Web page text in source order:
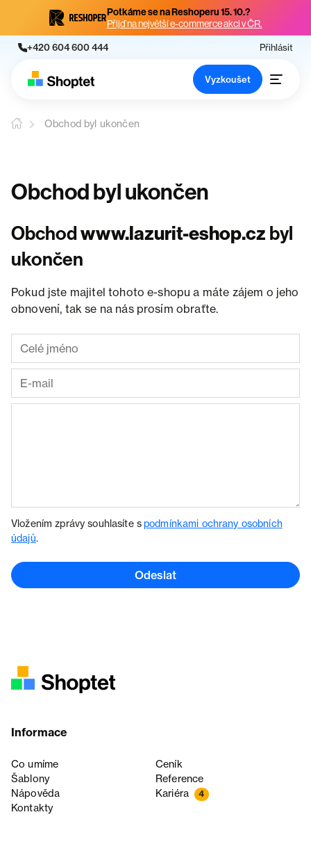
Potkáme se na Reshoperu 15. 10.?
Přijď na největší e-commerce akci v ČR.
+420 604 600 444 Přihlásit
Vyzkoušet
Obchod byl ukončen
Obchod byl ukončen
Obchodwww.lazurit-eshop.cz byl
ukončen
Pokud jste majitel tohoto e-shopu a máte zájem o jeho
obnovení, tak se na nás prosím obraťte.
Vložením zprávy souhlasíte spodmínkami ochrany osobních
údajů.
Odeslat
Informace
Co umíme
Ceník
Šablony
Reference
Nápověda
Kariéra 4
Kontakty